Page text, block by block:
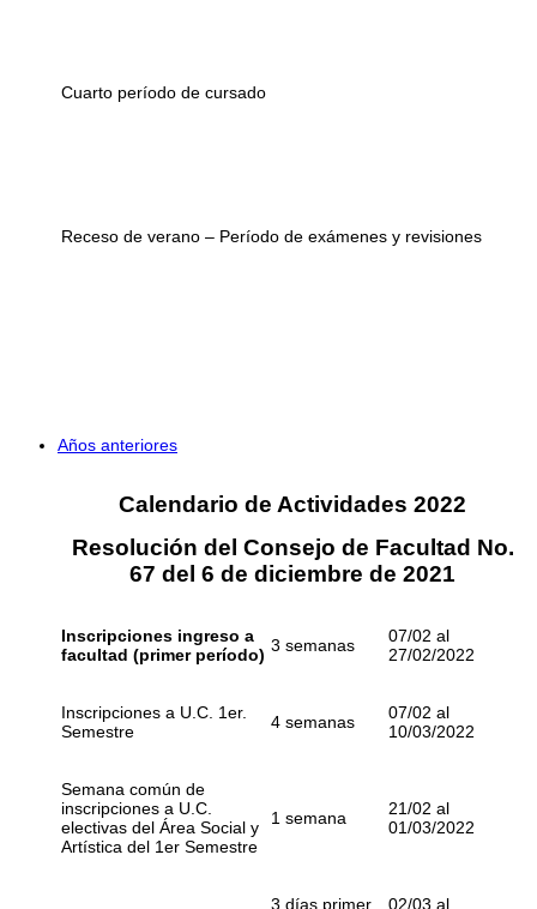
Cuarto período de cursado
Receso de verano – Período de exámenes y revisiones
Años anteriores
Calendario de Actividades 2022
Resolución del Consejo de Facultad No.
67 del 6 de diciembre de 2021
Inscripciones ingreso a
facultad (primer período) 3 semanas
07/02 al
27/02/2022
Inscripciones a U.C. 1er.
Semestre
4 semanas
07/02 al
10/03/2022
Semana común de
inscripciones a U.C.
electivas del Área Social y
Artística del 1er Semestre
1 semana
21/02 al
01/03/2022
3 días primer 02/03 al